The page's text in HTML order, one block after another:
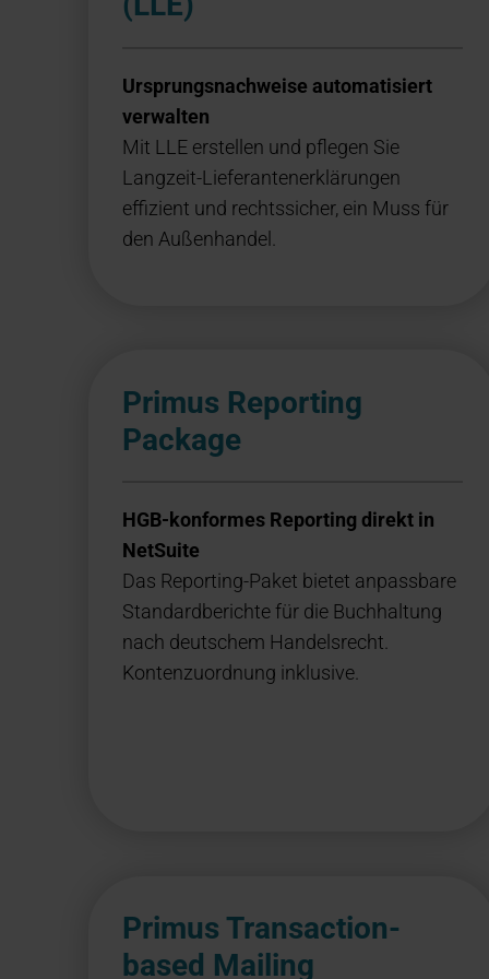
Ursprungsnachweise automatisiert
verwalten
Mit LLE erstellen und pflegen Sie
Langzeit-Lieferantenerklärungen
effizient und rechtssicher, ein Muss für
den Außenhandel.
Primus Reporting
Package
HGB-konformes Reporting direkt in
NetSuite
Das Reporting-Paket bietet anpassbare
Standardberichte für die Buchhaltung
nach deutschem Handelsrecht.
Kontenzuordnung inklusive.
Primus Transaction-
based Mailing